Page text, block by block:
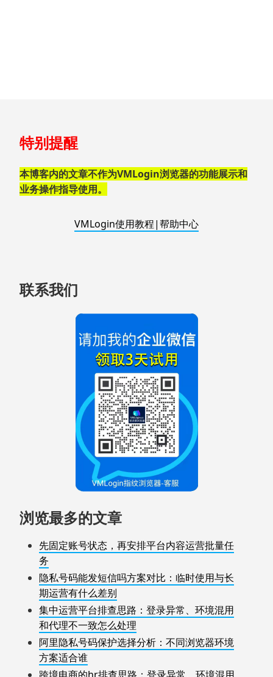
至
脚
特别提醒
本博客内的文章不作为VMLogin浏览器的功能展示和
业务操作指导使用。
VMLogin使用教程|帮助中心
联系我们
浏览最多的文章
先固定账号状态，再安排平台内容运营批量任
务
隐私号码能发短信吗方案对比：临时使用与长
期运营有什么差别
集中运营平台排查思路：登录异常、环境混用
和代理不一致怎么处理
阿里隐私号码保护选择分析：不同浏览器环境
方案适合谁